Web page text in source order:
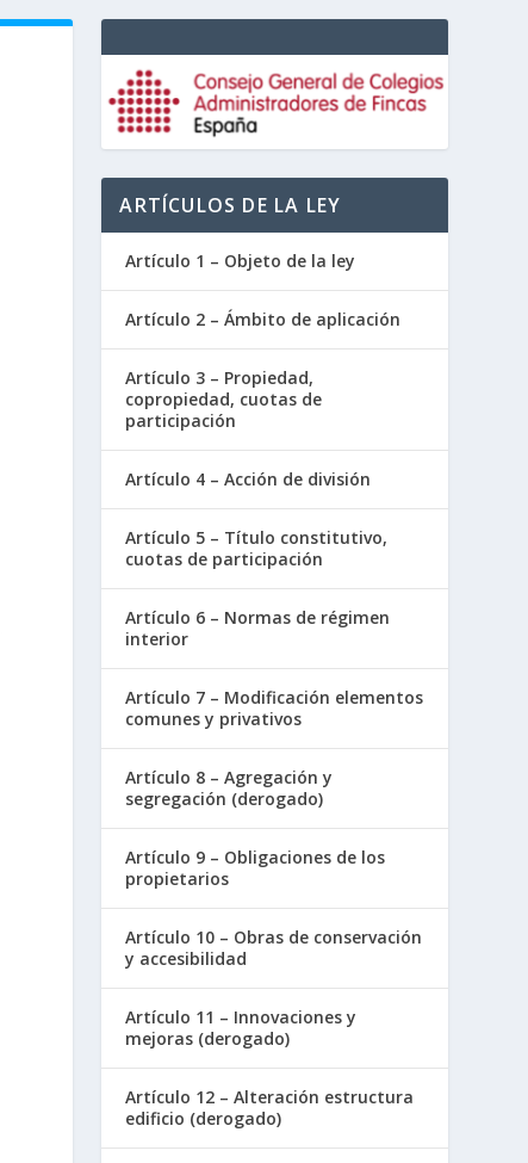
ARTÍCULOS DE LA LEY
Artículo 1 – Objeto de la ley
Artículo 2 – Ámbito de aplicación
Artículo 3 – Propiedad,
copropiedad, cuotas de
participación
Artículo 4 – Acción de división
Artículo 5 – Título constitutivo,
cuotas de participación
Artículo 6 – Normas de régimen
interior
Artículo 7 – Modificación elementos
comunes y privativos
Artículo 8 – Agregación y
segregación (derogado)
Artículo 9 – Obligaciones de los
propietarios
Artículo 10 – Obras de conservación
y accesibilidad
Artículo 11 – Innovaciones y
mejoras (derogado)
Artículo 12 – Alteración estructura
edificio (derogado)